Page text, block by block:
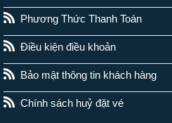
Phương Thức Thanh Toán
Điều kiện điều khoản
Bảo mật thông tin khách hàng
Chính sách huỷ đặt vé